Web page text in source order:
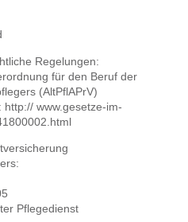
Regelungen:
für den Beruf der
(AltPflAPrV)
http:// www.gesetze-im-
Pflegedienst